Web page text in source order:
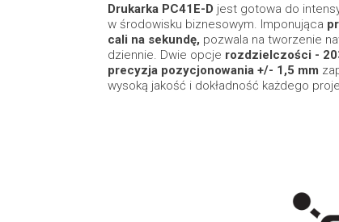
Drukarka PC41E-D jest gotowa do
w środowisku biznesowym. Imponująca
cali na sekundę, pozwala na tworzenie
dziennie. Dwie opcje rozdzielczości -
precyzja pozycjonowania +/- 1,5 mm
wysoką jakość i dokładność każdego